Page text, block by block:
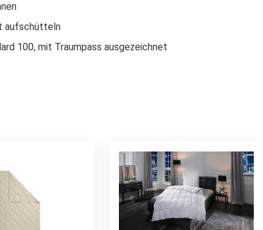
aufschütteln
100, mit Traumpass ausgezeichnet